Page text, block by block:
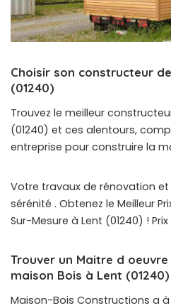
Choisir son constructeur
(01240)
Trouvez le meilleur
(01240) et ces alentours,
entreprise pour construire la
Votre travaux de rénovation et
sérénité . Obtenez le Meilleur
Sur-Mesure à Lent (01240) !
Trouver un Maitre d
maison Bois à Lent (01240)
Maison-Bois Constructions a